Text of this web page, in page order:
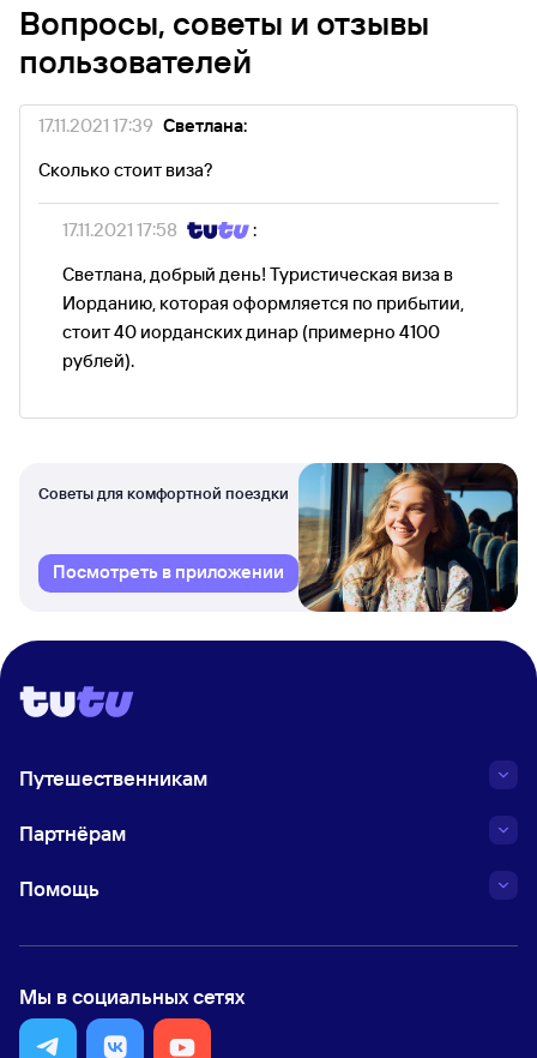
Вопросы, советы и отзывы
пользователей
17.11.2021 17:39 Светлана:
Сколько стоит виза?
17.11.2021 17:58
:
Светлана, добрый день! Туристическая виза в
Иорданию, которая оформляется по прибытии,
стоит 40 иорданских динар (примерно 4100
рублей).
Советы для комфортной поездки
Посмотреть в приложении
Путешественникам
Партнёрам
Помощь
Мы в социальных сетях